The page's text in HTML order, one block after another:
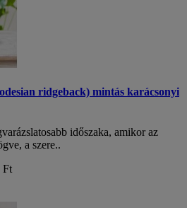
ridgeback) mintás karácsonyi
időszaka, amikor az
a szere..
Ft